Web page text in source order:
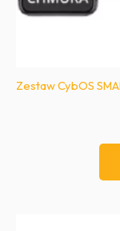
Zestaw CybOS